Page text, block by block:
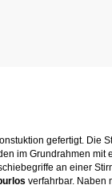
gefertigt. Die
im Grundrahmen mit
an einer
verfahrbar. Naben